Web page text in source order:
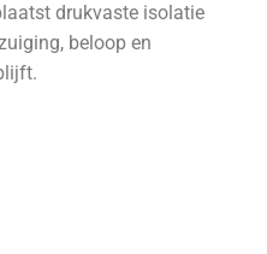
drukvaste isolatie
beloop en